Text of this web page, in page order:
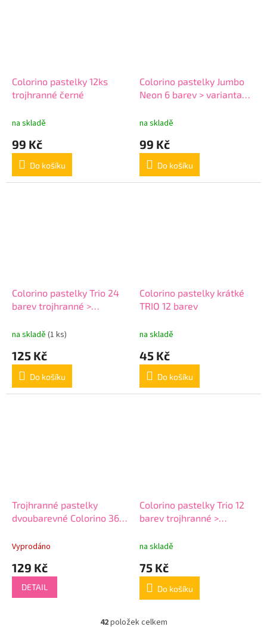
Colorino pastelky 12ks
trojhranné černé
na skladě
99 Kč
Do košíku
Colorino pastelky Jumbo
Neon 6 barev > varianta
na skladě
99 Kč
Do košíku
Colorino pastelky Trio 24
barev trojhranné >
trojhranné-2
na skladě (1 ks)
125 Kč
Do košíku
Colorino pastelky krátké
TRIO 12 barev
na skladě
45 Kč
Do košíku
Trojhranné pastelky
dvoubarevné Colorino 36
trojhranné
Vyprodáno
129 Kč
DETAIL
Colorino pastelky Trio 12
barev trojhranné >
trojhranné-2
na skladě
75 Kč
Do košíku
O
42položek celkem